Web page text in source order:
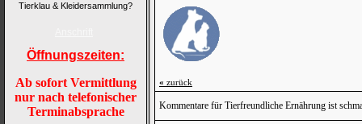
Tierklau & Kleidersammlung?
Öffnungszeiten:
Ab sofort Vermittlung
nur nach telefonischer
Terminabsprache
« zurück
Kommentare für Tierfreundliche Ernährung ist